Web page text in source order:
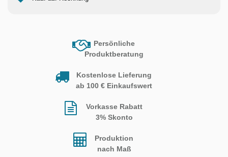
Persönliche
Produktberatung
Kostenlose Lieferung
ab 100 € Einkaufswert
Vorkasse Rabatt
3% Skonto
Produktion
nach Maß